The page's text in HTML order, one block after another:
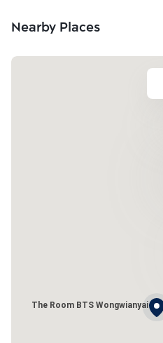
Nearby Places
The Room BTS Wongwianyai